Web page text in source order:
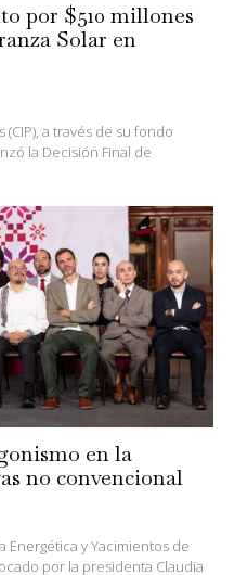
por $510 millones
Solar en
a través de su fondo
la Decisión Final de
en la
no convencional
Energética y Yacimientos de
por la presidenta Claudia